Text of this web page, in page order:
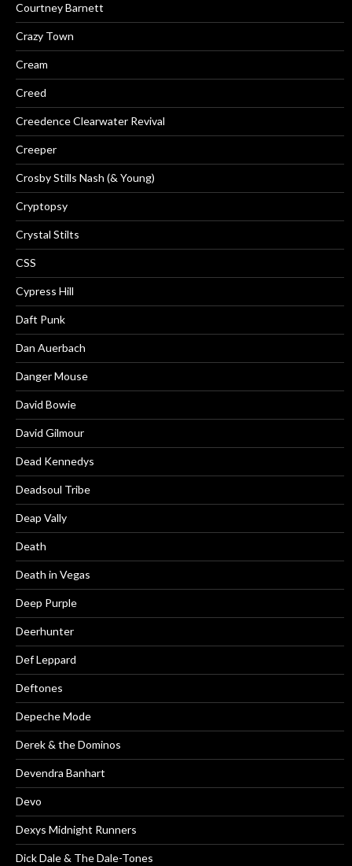
Courtney Barnett
Crazy Town
Cream
Creed
Creedence Clearwater Revival
Creeper
Crosby Stills Nash (& Young)
Cryptopsy
Crystal Stilts
CSS
Cypress Hill
Daft Punk
Dan Auerbach
Danger Mouse
David Bowie
David Gilmour
Dead Kennedys
Deadsoul Tribe
Deap Vally
Death
Death in Vegas
Deep Purple
Deerhunter
Def Leppard
Deftones
Depeche Mode
Derek & the Dominos
Devendra Banhart
Devo
Dexys Midnight Runners
Dick Dale & The Dale-Tones